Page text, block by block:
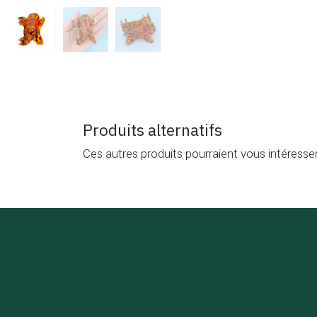
Produits alternatifs
Ces autres produits pourraient vous